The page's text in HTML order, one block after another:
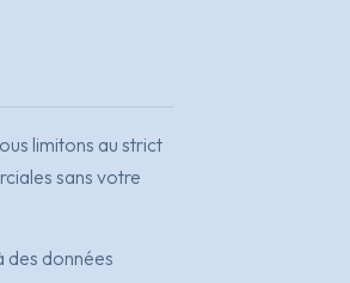
limitons au strict
sans votre
des données